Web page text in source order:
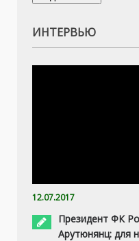
ИНТЕРВЬЮ
12.07.2017
Президент ФК
Арутюнянц: для